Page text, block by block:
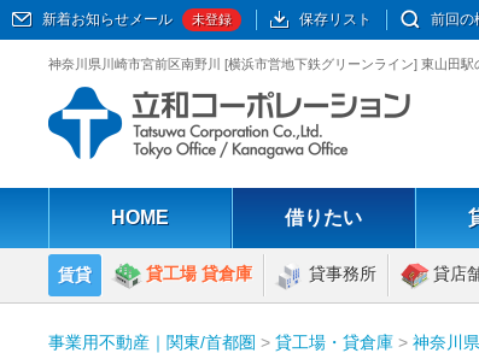
新着お知らせメール 未登録 保存リスト 前回の
神奈川県川崎市宮前区南野川 [横浜市営地下鉄グリーンライン] 東山田
HOME 借りたい
賃貸 貸工場 貸倉庫 貸事務所 貸店
事業用不動産｜関東/首都圏 > 貸工場・貸倉庫 > 神奈川